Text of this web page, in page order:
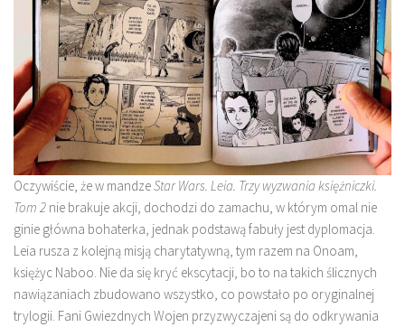
Oczywiście, że w mandzeStar Wars. Leia. Trzy wyzwania księżniczki.
Tom 2 nie brakuje akcji, dochodzi do zamachu, w którym omal nie
ginie główna bohaterka, jednak podstawą fabuły jest dyplomacja.
Leia rusza z kolejną misją charytatywną, tym razem na Onoam,
księżyc Naboo. Nie da się kryć ekscytacji, bo to na takich ślicznych
nawiązaniach zbudowano wszystko, co powstało po oryginalnej
trylogii. Fani Gwiezdnych Wojen przyzwyczajeni są do odkrywania